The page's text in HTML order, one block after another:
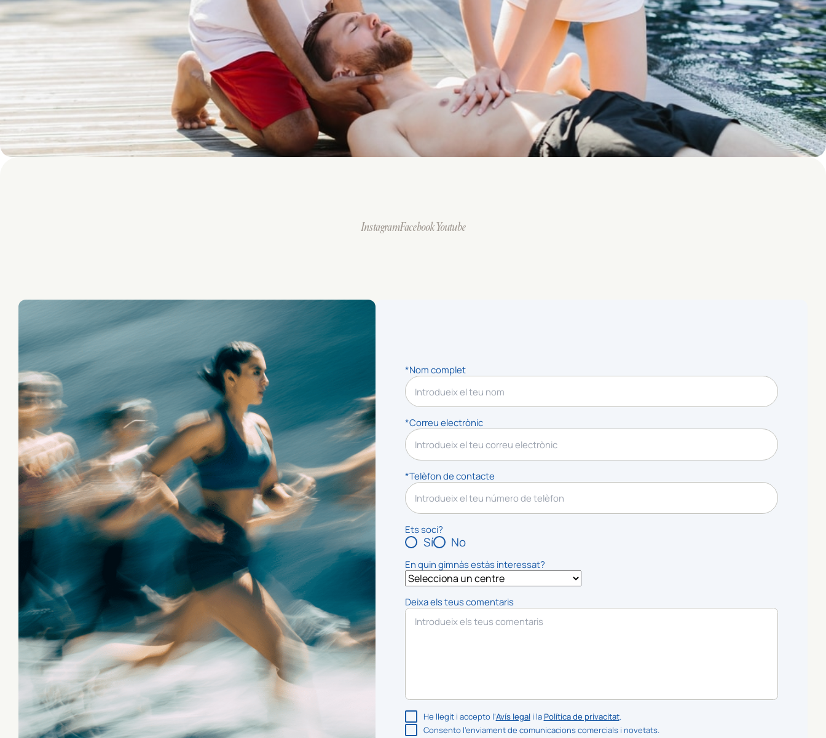
InstagramFacebookYoutube
*Nom complet
*Correu electrònic
*Telèfon de contacte
Ets soci?
Sí No
En quin gimnàs estàs interessat?
Deixa els teus comentaris
He llegit i accepto l’Avís legali la Política de privacitat.
Consento l’enviament de comunicacions comercials i novetats.